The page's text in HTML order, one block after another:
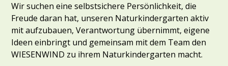
Wir suchen eine selbstsichere Persönlichkeit, die
Freude daran hat, unseren Naturkindergarten aktiv
mit aufzubauen, Verantwortung übernimmt, eigene
Ideen einbringt und gemeinsam mit dem Team den
WIESENWIND zu ihrem Naturkindergarten macht.